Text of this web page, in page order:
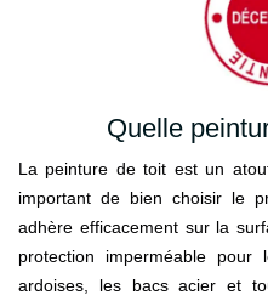
Quelle
La peinture de toit est un
important de bien choisir le
adhère efficacement sur la
protection imperméable
ardoises, les bacs acier et